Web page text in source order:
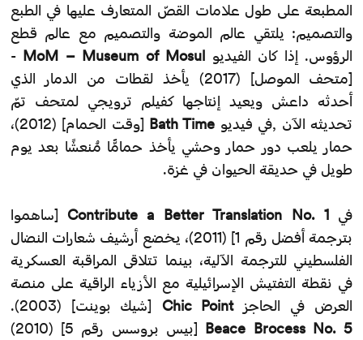
المطبعة على طول علامات القصّ المتعارف عليها في الطبع
والتصميم: يلتقي عالم الموضة والتصميم مع عالم قطع
الرؤوس. إذا كان الفيديو MoM – Museum of Mosul
-
[متحف الموصل] (2017) يأخذ لقطات من الدمار الذي
أحدثه داعش ويعيد إنتاجها كفيلم ترويجي لمتحف تمّ
تحديثه الآن ,في فيديو Bath Time
[وقت الحمام] (2012)،
حمار يلعب دور حمار وحشي يأخذ حمامًّا مُنعشًا بعد يوم
طويل في حديقة الحيوان في غزة.
في Contribute a Better Translation No. 1
[ساهموا
بترجمة أفضل رقم 1] (2011)، يخضع أرشيف شعارات النضال
الفلسطيني للترجمة الآلية، بينما تتلاقى المراقبة العسكرية
في نقطة التفتيش الإسرائيلية مع الأزياء الراقية على منصة
العرض في الحاجزChic Point [شيك بوينت] (2003).
Beace Brocess No. 5
[بيس بروسس رقم 5] (2010)